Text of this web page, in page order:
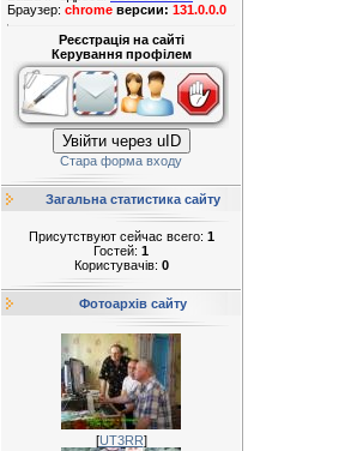
Браузер: chrome версии: 131.0.0.0
Реєстрація на сайті
Керування профілем
Увійти через uID
Стара форма входу
Загальна статистика сайту
Присутствуют сейчас всего: 1
Гостей: 1
Користувачів: 0
Фотоархів сайту
[UT3RR]